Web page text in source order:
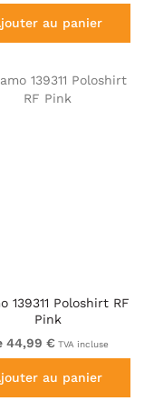
au panier
139311 Poloshirt RF
Pink
44,99 € TVA incluse
au panier